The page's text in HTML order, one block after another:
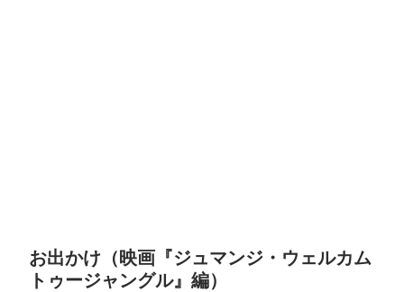
お出かけ（映画『ジュマンジ・ウェルカム
トゥージャングル』編）